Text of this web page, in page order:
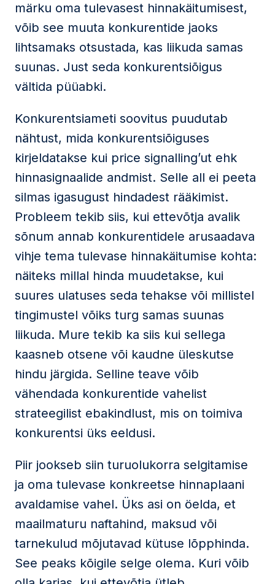
märku oma tulevasest hinnakäitumisest,
võib see muuta konkurentide jaoks
lihtsamaks otsustada, kas liikuda samas
suunas. Just seda konkurentsiõigus
vältida püüabki.
Konkurentsiameti soovitus puudutab
nähtust, mida konkurentsiõiguses
kirjeldatakse kui price signalling’ut ehk
hinnasignaalide andmist. Selle all ei peeta
silmas igasugust hindadest rääkimist.
Probleem tekib siis, kui ettevõtja avalik
sõnum annab konkurentidele arusaadava
vihje tema tulevase hinnakäitumise kohta:
näiteks millal hinda muudetakse, kui
suures ulatuses seda tehakse või millistel
tingimustel võiks turg samas suunas
liikuda. Mure tekib ka siis kui sellega
kaasneb otsene või kaudne üleskutse
hindu järgida. Selline teave võib
vähendada konkurentide vahelist
strateegilist ebakindlust, mis on toimiva
konkurentsi üks eeldusi.
Piir jookseb siin turuolukorra selgitamise
ja oma tulevase konkreetse hinnaplaani
avaldamise vahel. Üks asi on öelda, et
maailmaturu naftahind, maksud või
tarnekulud mõjutavad kütuse lõpphinda.
See peaks kõigile selge olema. Kuri võib